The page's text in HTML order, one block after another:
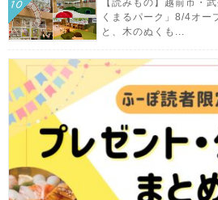
くまるパーク」8/4オー
と、木のぬくも...